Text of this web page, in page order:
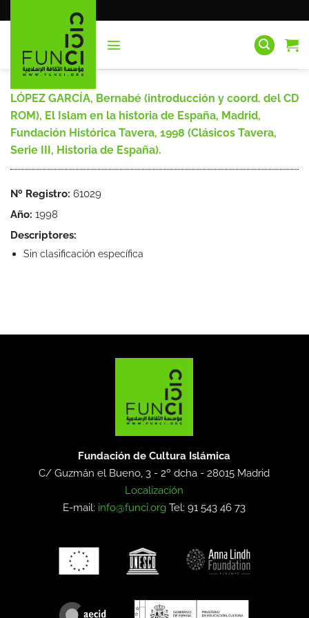
al
LÓPEZ GARCÍA, Bernabé (introducción y coord. del CD
ROM), El Islam en la historia de España, Madrid,
Fundación Histórica Tavera, 1998 (Clásicos Tavera,
Serie III, Historia de España).
Nº Registro: 61029
Año: 1998
Descriptores:
Sin clasificación específica
Fundación de Cultura Islámica
C/ Guzmán el Bueno, 3 - 2º dcha -28015 Madrid
Localización
E-mail: info@funci.org Tel: 91 543 46 73